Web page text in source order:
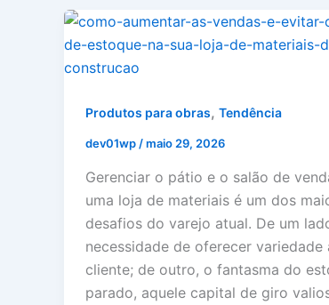
Produtos para obras, Tendência
dev01wp/maio 29, 2026
Gerenciar o pátio e o salão de
uma loja de materiais é um dos
desafios do varejo atual. De um
necessidade de oferecer variedade
cliente; de outro, o fantasma do
parado, aquele capital de giro